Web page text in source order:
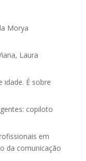
Morya
Laura
idade. É sobre
copiloto
em
da comunicação